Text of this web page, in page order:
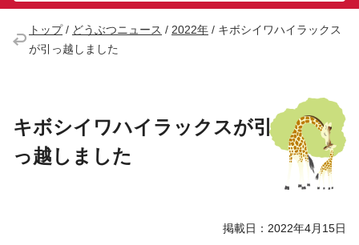
トップ/ どうぶつニュース / 2022年 / キボシイワハイラックス
が引っ越しました
キボシイワハイラックスが引
っ越しました
掲載日：2022年4月15日